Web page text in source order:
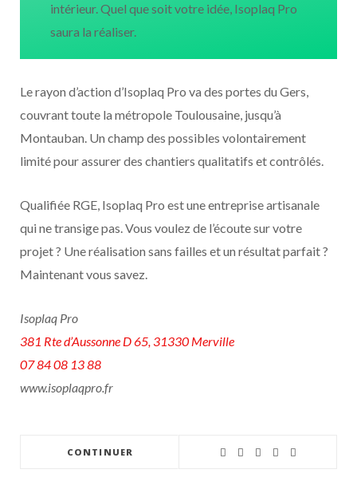
intérieur. Quel que soit votre idée, Isoplaq Pro
saura la réaliser.
Le rayon d’action d’Isoplaq Pro va des portes du Gers,
couvrant toute la métropole Toulousaine, jusqu’à
Montauban. Un champ des possibles volontairement
limité pour assurer des chantiers qualitatifs et contrôlés.
Qualifiée RGE, Isoplaq Pro est une entreprise artisanale
qui ne transige pas. Vous voulez de l’écoute sur votre
projet ? Une réalisation sans failles et un résultat parfait ?
Maintenant vous savez.
Isoplaq Pro
381 Rte d’Aussonne D 65, 31330 Merville
07 84 08 13 88
www.isoplaqpro.fr
CONTINUER